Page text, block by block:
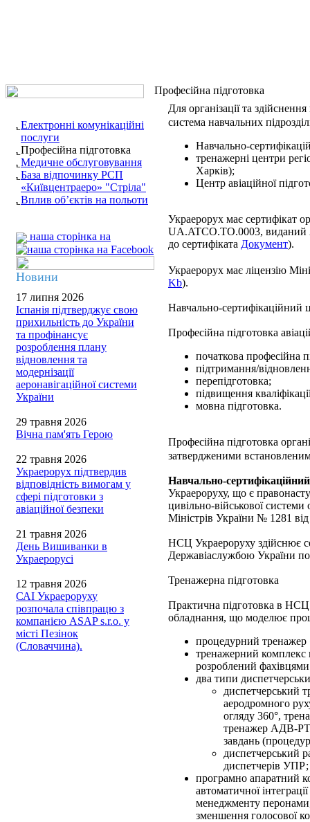
Електронні комунікаційні
послуги
Професійна підготовка
Медичне обслуговування
База відпочинку РСП
«Київцентраеро» "Стріла"
Вплив об’єктів на польоти
наша сторінка на
Новини
17 липня 2026
Іспанія підтверджує свою
прихильність до України
та профінансує
розроблення плану
відновлення та
модернізації
аеронавігаційної системи
України
29 травня 2026
Вічна пам'ять Герою
22 травня 2026
Украерорух підтвердив
відповідність вимогам у
сфері підготовки з
авіаційної безпеки
21 травня 2026
День Вишиванки в
Украерорусі
12 травня 2026
САІ Украероруху
розпочала співпрацю з
компанією ASAP s.r.o. у
місті Пезінок
(Словаччина).
Професійна підготовка
Для організації та
система навчальних
Навчально-
тренажерні центри
Харків);
Центр авіаційної
Украерорух має сертифікат
UA.ATCO.TO.0003, виданий
до сертифіката Документ).
Украерорух має ліцензію
Kb).
Навчально-сертифікаційний
Професійна підготовка
початкова професійна
підтримання/
перепідготовка;
підвищення
мовна підготовка.
Професійна підготовка
затвердженими
Навчально-
Украероруху, що є
цивільно-військової системи
Міністрів України № 1281
НСЦ Украероруху здійснює
Державіаслужбою України
Тренажерна підготовка
Практична підготовка в НСЦ
обладнання, що моделює
процедурний тренажер
тренажерний комплекс
розроблений
два типи
диспетчерський
аеродромного
огляду 360°,
тренажер АДВ-
завдань
диспетчерський
диспетчерів УПР;
програмно апаратний
автоматичної
менеджменту перонами,
зменшення голосової